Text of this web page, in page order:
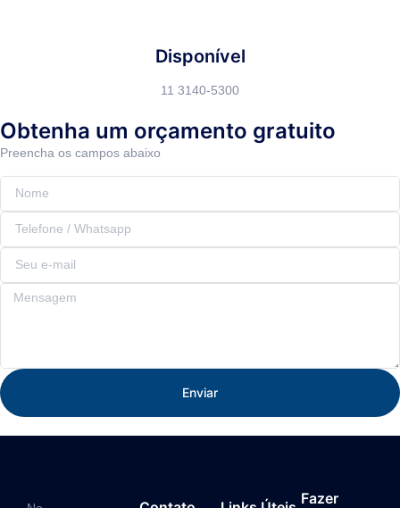
Disponível
11 3140-5300
Obtenha um orçamento gratuito
Preencha os campos abaixo
Enviar
Fazer